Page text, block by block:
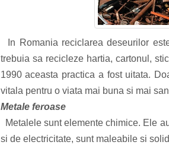
In Romania reciclarea deseurilor
trebuia sa recicleze hartia, cartonul,
1990 aceasta practica a fost uitata.
vitala pentru o viata mai buna si mai
Metale feroase
Metalele sunt elemente chimice. Ele
si de electricitate, sunt maleabile si